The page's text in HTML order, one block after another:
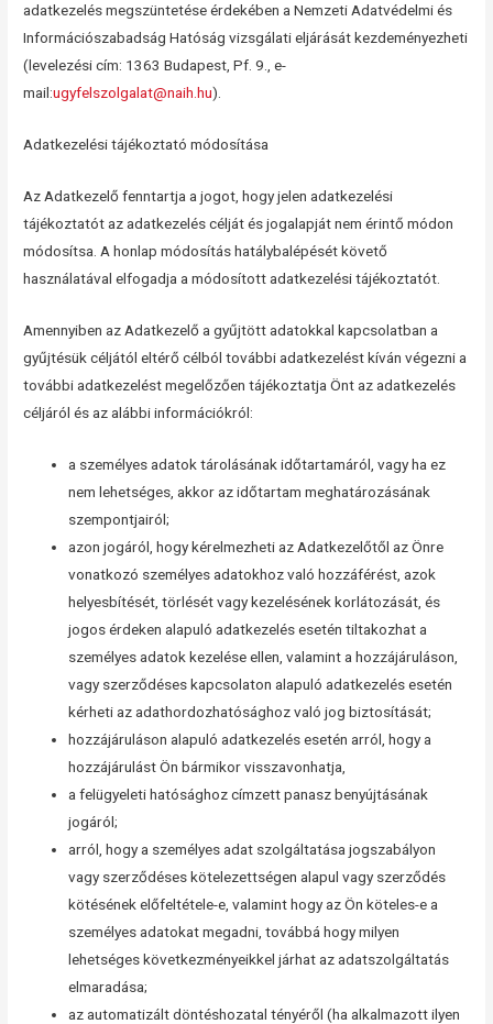
adatkezelés megszüntetése érdekében a Nemzeti Adatvédelmi és
Információszabadság Hatóság vizsgálati eljárását kezdeményezheti
(levelezési cím: 1363 Budapest, Pf. 9., e-
mail:ugyfelszolgalat@naih.hu).
Adatkezelési tájékoztató módosítása
Az Adatkezelő fenntartja a jogot, hogy jelen adatkezelési
tájékoztatót az adatkezelés célját és jogalapját nem érintő módon
módosítsa. A honlap módosítás hatálybalépését követő
használatával elfogadja a módosított adatkezelési tájékoztatót.
Amennyiben az Adatkezelő a gyűjtött adatokkal kapcsolatban a
gyűjtésük céljától eltérő célból további adatkezelést kíván végezni a
további adatkezelést megelőzően tájékoztatja Önt az adatkezelés
céljáról és az alábbi információkról:
a személyes adatok tárolásának időtartamáról, vagy ha ez
nem lehetséges, akkor az időtartam meghatározásának
szempontjairól;
azon jogáról, hogy kérelmezheti az Adatkezelőtől az Önre
vonatkozó személyes adatokhoz való hozzáférést, azok
helyesbítését, törlését vagy kezelésének korlátozását, és
jogos érdeken alapuló adatkezelés esetén tiltakozhat a
személyes adatok kezelése ellen, valamint a hozzájáruláson,
vagy szerződéses kapcsolaton alapuló adatkezelés esetén
kérheti az adathordozhatósághoz való jog biztosítását;
hozzájáruláson alapuló adatkezelés esetén arról, hogy a
hozzájárulást Ön bármikor visszavonhatja,
a felügyeleti hatósághoz címzett panasz benyújtásának
jogáról;
arról, hogy a személyes adat szolgáltatása jogszabályon
vagy szerződéses kötelezettségen alapul vagy szerződés
kötésének előfeltétele-e, valamint hogy az Ön köteles-e a
személyes adatokat megadni, továbbá hogy milyen
lehetséges következményeikkel járhat az adatszolgáltatás
elmaradása;
az automatizált döntéshozatal tényéről (ha alkalmazott ilyen